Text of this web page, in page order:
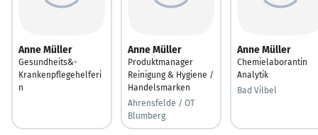
Anne Müller
Gesundheits&-
Krankenpflegehelferi
n
Anne Müller
Produktmanager
Reinigung & Hygiene /
Handelsmarken
Ahrensfelde / OT
Blumberg
Anne Müller
Chemielaborantin
Analytik
Bad Vilbel